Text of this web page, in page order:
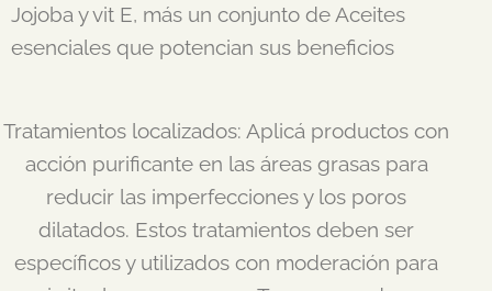
Jojoba y vit E, más un conjunto de Aceites
esenciales que potencian sus beneficios
Tratamientos localizados: Aplicá productos con
acción purificante en las áreas grasas para
reducir las imperfecciones y los poros
dilatados. Estos tratamientos deben ser
específicos y utilizados con moderación para